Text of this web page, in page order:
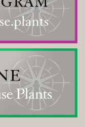
オス株【厳選株】超大株 直径約8.7cm マウンテン ヴィンテージ オベサ / ユーフォルビア
てもこの株が欲し